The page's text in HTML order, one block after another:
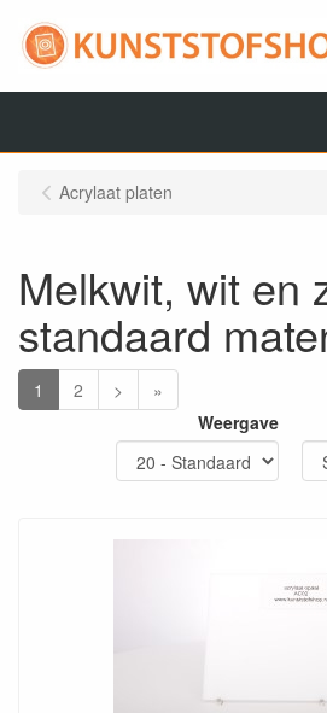
Acrylaat platen
Melkwit, wit en
standaard
1 2 >
»
Weergave